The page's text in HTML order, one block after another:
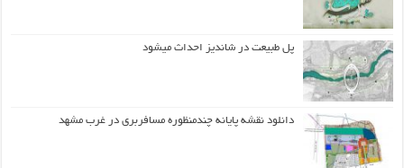
پل طبیعت در شاندیز احداث میشود
دانلود نقشه پایانه چندمنظوره مسافربری در غرب مشهد